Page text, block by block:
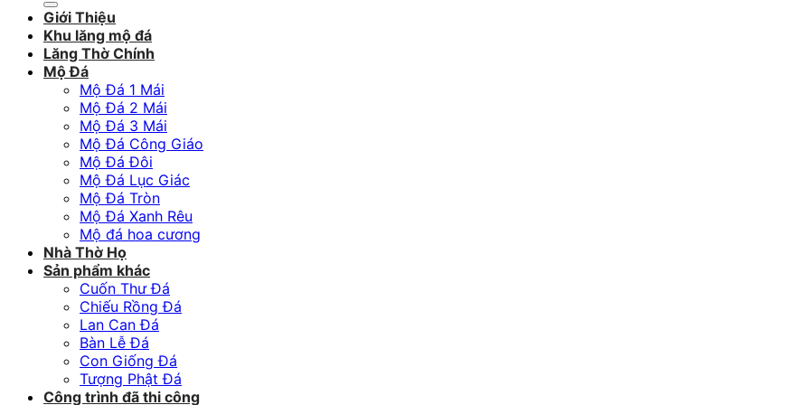
Giới Thiệu
Khu lăng mộ đá
Lăng Thờ Chính
Mộ Đá
Mộ Đá 1 Mái
Mộ Đá 2 Mái
Mộ Đá 3 Mái
Mộ Đá Công Giáo
Mộ Đá Đôi
Mộ Đá Lục Giác
Mộ Đá Tròn
Mộ Đá Xanh Rêu
Mộ đá hoa cương
Nhà Thờ Họ
Sản phẩm khác
Cuốn Thư Đá
Chiếu Rồng Đá
Lan Can Đá
Bàn Lễ Đá
Con Giống Đá
Tượng Phật Đá
Công trình đã thi công